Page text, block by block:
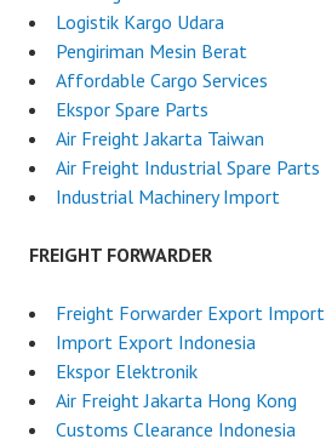
Logistik Kargo Udara
Pengiriman Mesin Berat
Affordable Cargo Services
Ekspor Spare Parts
Air Freight Jakarta Taiwan
Air Freight Industrial Spare Parts
Industrial Machinery Import
FREIGHT FORWARDER
Freight Forwarder Export Import
Import Export Indonesia
Ekspor Elektronik
Air Freight Jakarta Hong Kong
Customs Clearance Indonesia